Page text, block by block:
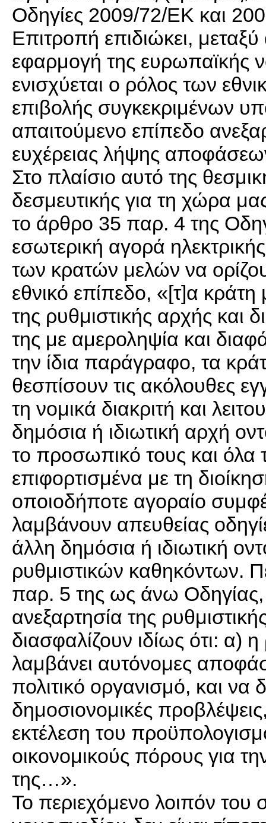
Οδηγίες 2009/72/ΕΚ και
Επιτροπή επιδιώκει,
εφαρμογή της ευρωπαϊκής
ενισχύεται ο ρόλος των
επιβολής συγκεκριμένων
απαιτούμενο επίπεδο
ευχέρειας λήψης
Στο πλαίσιο αυτό της
δεσμευτικής για τη χώρα
το άρθρο 35 παρ. 4 της
εσωτερική αγορά
των κρατών μελών να
εθνικό επίπεδο, «[τ]α κράτη
της ρυθμιστικής αρχής και
της με αμεροληψία και
την ίδια παράγραφο, τα
θεσπίσουν τις ακόλουθες
τη νομικά διακριτή και
δημόσια ή ιδιωτική αρχή
το προσωπικό τους και
επιφορτισμένα με τη
οποιοδήποτε αγοραίο
λαμβάνουν απευθείας
άλλη δημόσια ή ιδιωτική
ρυθμιστικών καθηκόντων.
παρ. 5 της ως άνω Οδηγίας,
ανεξαρτησία της
διασφαλίζουν ιδίως ότι: α)
λαμβάνει αυτόνομες
πολιτικό οργανισμό, και να
δημοσιονομικές
εκτέλεση του
οικονομικούς πόρους για
της…».
Το περιεχόμενο λοιπόν του